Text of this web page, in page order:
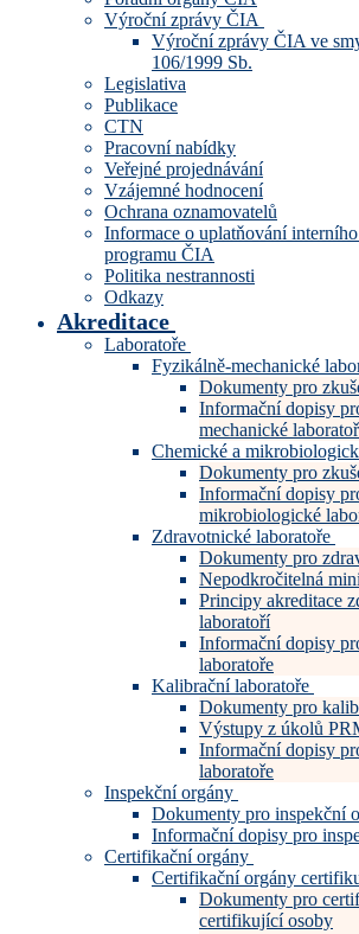
Výroční zprávy ČIA
Výroční zprávy ČIA ve
106/1999 Sb.
Legislativa
Publikace
CTN
Pracovní nabídky
Veřejné projednávání
Vzájemné hodnocení
Ochrana oznamovatelů
Informace o uplatňování
programu ČIA
Politika nestrannosti
Odkazy
Akreditace
Laboratoře
Fyzikálně-mechanické
Dokumenty pro
Informační dopisy
mechanické
Chemické a
Dokumenty pro
Informační dopisy
mikrobiologické
Zdravotnické laboratoře
Dokumenty pro
Nepodkročitelná
Principy akreditace
laboratoří
Informační dopisy
laboratoře
Kalibrační laboratoře
Dokumenty pro
Výstupy z úkolů
Informační dopisy
laboratoře
Inspekční orgány
Dokumenty pro inspekční
Informační dopisy pro
Certifikační orgány
Certifikační orgány
Dokumenty pro
certifikující osoby